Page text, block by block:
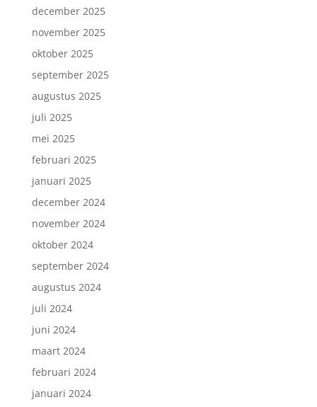
december 2025
november 2025
oktober 2025
september 2025
augustus 2025
juli 2025
mei 2025
februari 2025
januari 2025
december 2024
november 2024
oktober 2024
september 2024
augustus 2024
juli 2024
juni 2024
maart 2024
februari 2024
januari 2024